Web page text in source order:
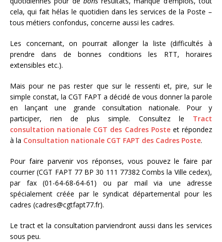
cela, qui fait hélas le quotidien dans les services de la Poste –
tous métiers confondus, concerne aussi les cadres.
Les concernant, on pourrait allonger la liste (difficultés à
prendre dans de bonnes conditions les RTT, horaires
extensibles etc.).
Mais pour ne pas rester que sur le ressenti et, pire, sur le
simple constat, la CGT FAPT a décidé de vous donner la parole
en lançant une grande consultation nationale. Pour y
participer, rien de plus simple. Consultez le Tract
consultation nationale CGT des Cadres Posteet répondez
à la Consultation nationale CGT FAPT des Cadres Poste.
Pour faire parvenir vos réponses, vous pouvez le faire par
courrier (CGT FAPT 77 BP 30 111 77382 Combs la Ville cedex),
par fax (01-64-68-64-61) ou par mail via une adresse
spécialement créée par le syndicat départemental pour les
cadres (cadres@cgtfapt77.fr).
Le tract et la consultation parviendront aussi dans les services
sous peu.